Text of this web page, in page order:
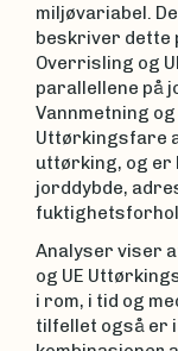
miljøvariabel.
beskriver dette
Overrisling og
parallellene på
Vannmetning
Uttørkingsfare
uttørking, og
jorddybde,
Analyser viser
og UE
i rom, i tid og
tilfellet også er